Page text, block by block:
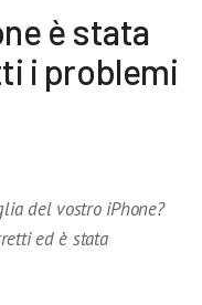
è stata
i problemi
del vostro iPhone?
ed è stata